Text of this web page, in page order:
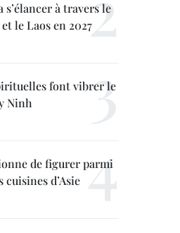
à travers le
le Laos en 2027
font vibrer le
Ninh
de figurer parmi
d’Asie